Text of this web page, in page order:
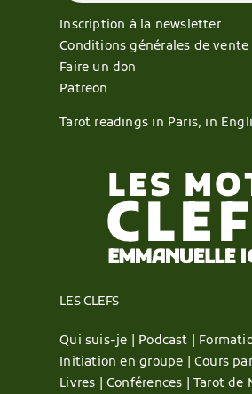
Inscription à la newsletter
Conditions générales de vente
Faire un don
Patreon
Tarot readings in Paris, in
LES CLEFS
Qui suis-je | Podcast |
Initiation en groupe |Cours
Livres |Conférences |Tarot de